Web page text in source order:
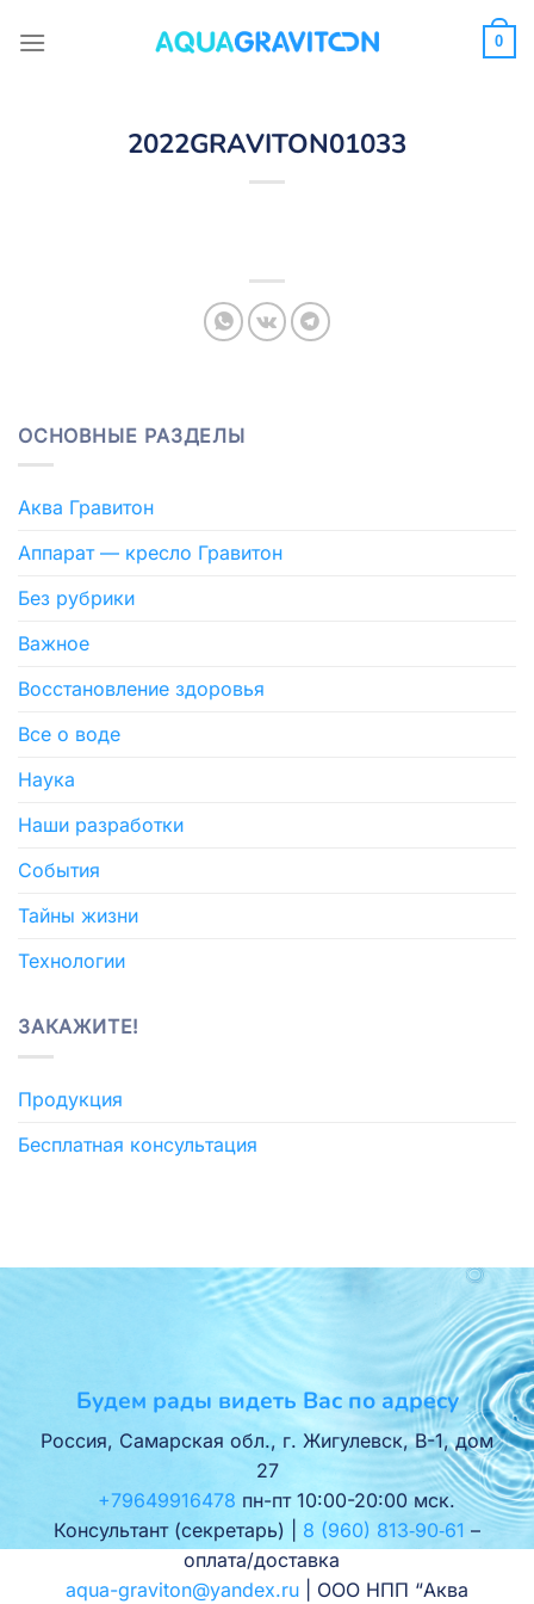
0
2022GRAVITON01033
ОСНОВНЫЕ РАЗДЕЛЫ
Аква Гравитон
Аппарат — кресло Гравитон
Без рубрики
Важное
Восстановление здоровья
Все о воде
Наука
Наши разработки
События
Тайны жизни
Технологии
ЗАКАЖИТЕ!
Продукция
Бесплатная консультация
Будем рады видеть Вас по адресу
Россия, Самарская обл., г. Жигулевск, В-1, дом
27
+79649916478 пн-пт 10:00-20:00 мск.
Консультант (секретарь) | 8 (960) 813‑90‑61 –
оплата/доставка
aqua-graviton@yandex.ru | ООО НПП “Аква